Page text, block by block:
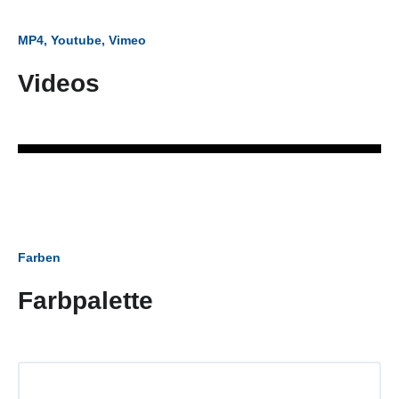
MP4, Youtube, Vimeo
Videos
Farben
Farbpalette